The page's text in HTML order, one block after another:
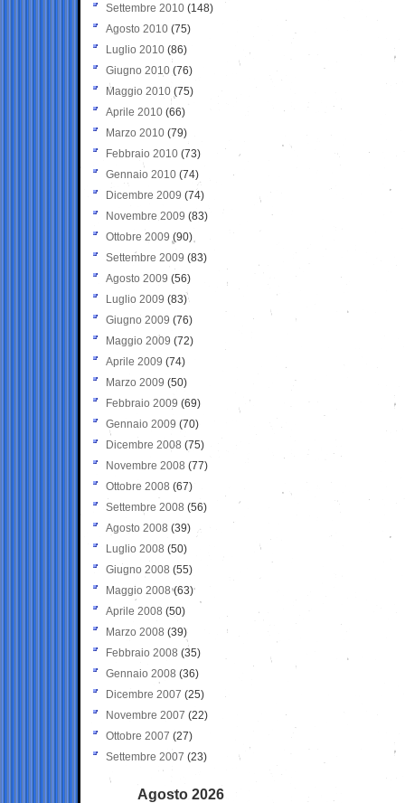
Settembre 2010 (148)
Agosto 2010 (75)
Luglio 2010 (86)
Giugno 2010 (76)
Maggio 2010 (75)
Aprile 2010 (66)
Marzo 2010 (79)
Febbraio 2010 (73)
Gennaio 2010 (74)
Dicembre 2009 (74)
Novembre 2009 (83)
Ottobre 2009 (90)
Settembre 2009 (83)
Agosto 2009 (56)
Luglio 2009 (83)
Giugno 2009 (76)
Maggio 2009 (72)
Aprile 2009 (74)
Marzo 2009 (50)
Febbraio 2009 (69)
Gennaio 2009 (70)
Dicembre 2008 (75)
Novembre 2008 (77)
Ottobre 2008 (67)
Settembre 2008 (56)
Agosto 2008 (39)
Luglio 2008 (50)
Giugno 2008 (55)
Maggio 2008(63)
Aprile 2008 (50)
Marzo 2008 (39)
Febbraio 2008 (35)
Gennaio 2008 (36)
Dicembre 2007 (25)
Novembre 2007 (22)
Ottobre 2007 (27)
Settembre 2007 (23)
Agosto 2026